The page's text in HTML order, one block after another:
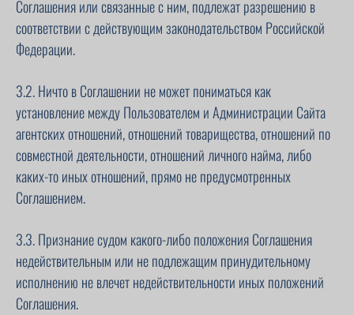
Соглашения или связанные с ним, подлежат разрешению в
соответствии с действующим законодательством Российской
Федерации.
3.2. Ничто в Соглашении не может пониматься как
установление между Пользователем и Администрации Сайта
агентских отношений, отношений товарищества, отношений по
совместной деятельности, отношений личного найма, либо
каких-то иных отношений, прямо не предусмотренных
Соглашением.
3.3. Признание судом какого-либо положения Соглашения
недействительным или не подлежащим принудительному
исполнению не влечет недействительности иных положений
Соглашения.